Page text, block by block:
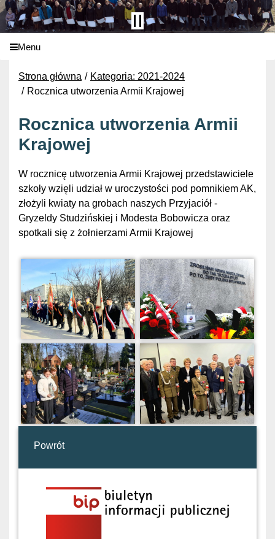
Menu
Strona główna
Kategoria: 2021-2024
Rocznica utworzenia Armii Krajowej
Rocznica utworzenia Armii
Krajowej
W rocznicę utworzenia Armii Krajowej przedstawiciele
szkoły wzięli udział w uroczystości pod pomnikiem AK,
złożyli kwiaty na grobach naszych Przyjaciół -
Gryzeldy Studzińskiej i Modesta Bobowicza oraz
spotkali się z żołnierzami Armii Krajowej
Powrót